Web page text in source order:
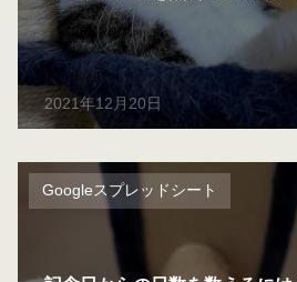
2021年12月20日
Googleスプレッドシート